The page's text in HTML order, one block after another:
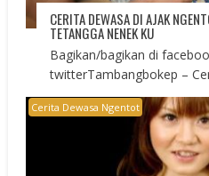
CERITA DEWASA DI AJAK
TETANGGA NENEK KU
Bagikan/bagikan di
twitterTambangbokep –
Cerita Dewasa Ngentot